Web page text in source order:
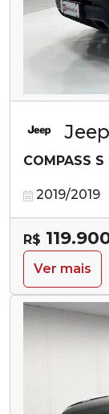
Jeep
COMPASS
2019/2019
R$
Ver mais